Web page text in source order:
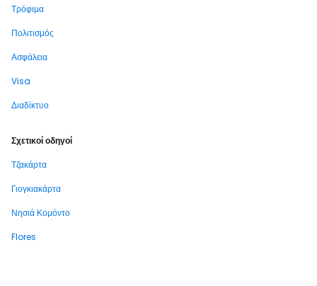
Τρόφιμα
Πολιτισμός
Ασφάλεια
Visa
Διαδίκτυο
Σχετικοί οδηγοί
Τζακάρτα
Γιογκιακάρτα
Νησιά Κομόντο
Flores